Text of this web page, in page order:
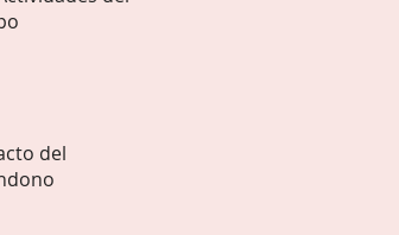
del